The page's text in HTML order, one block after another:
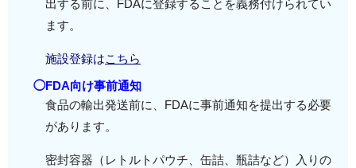
出する前に、FDAに登録することを義務付けられてい
ます。
施設登録はこちら
◯FDA向け事前通知
食品の輸出発送前に、FDAに事前通知を提出する必要
があります。
密封容器（レトルトパウチ、缶詰、瓶詰など）入りの